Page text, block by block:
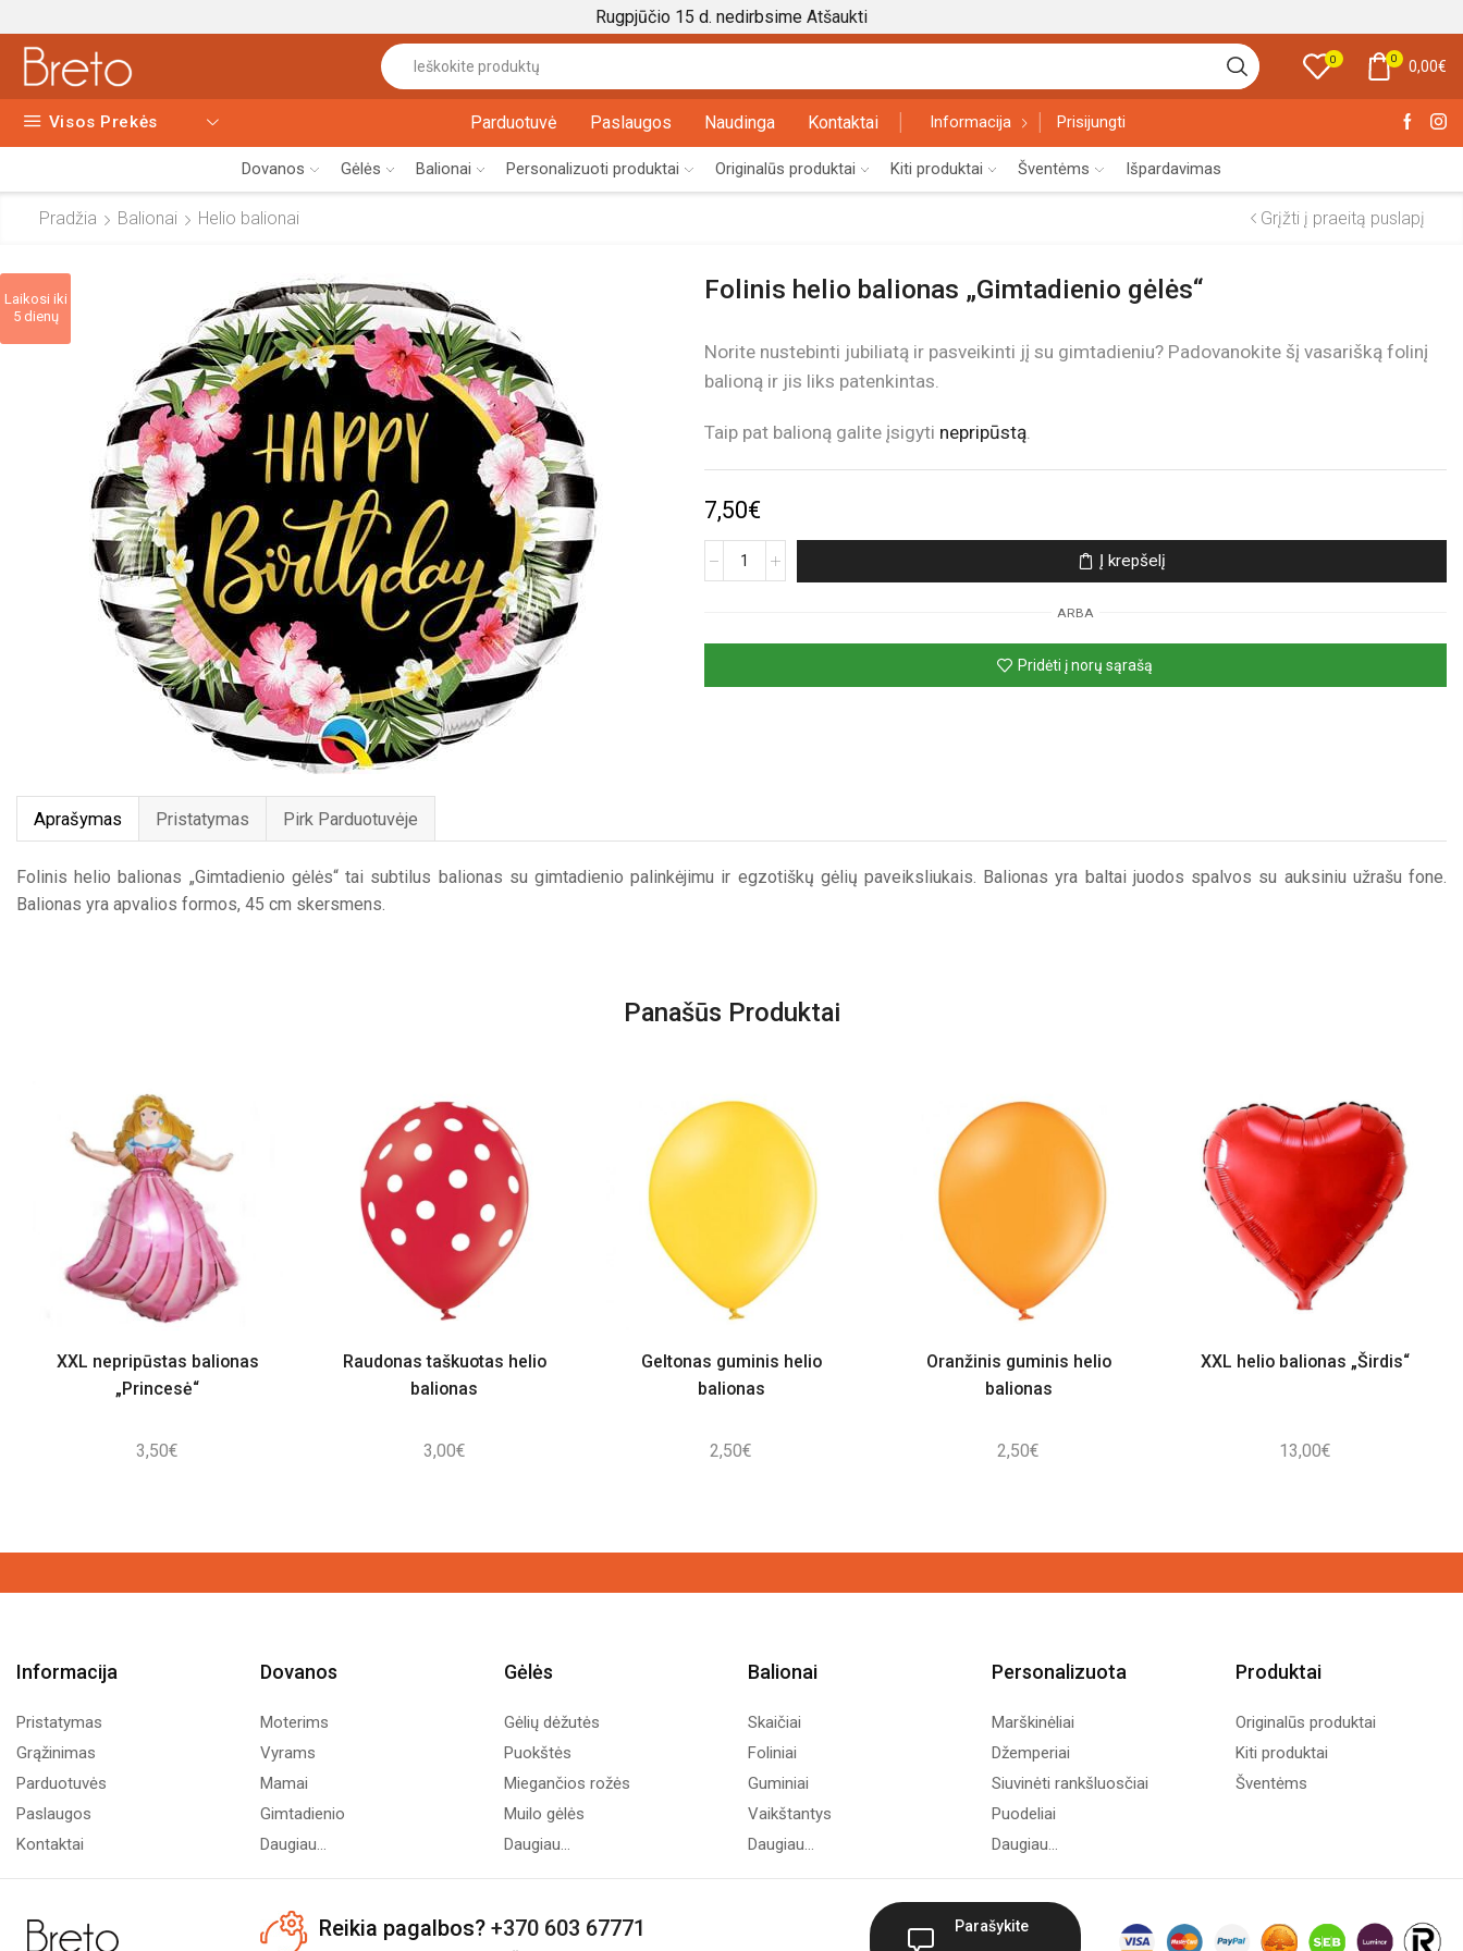
Rugpjūčio 15 d. nedirbsime Atšaukti
input
0 0 0,00€
Visos Prekės Parduotuvė Paslaugos Naudinga Kontaktai Informacija Prisijungti
Dovanos Gėlės Balionai Personalizuoti produktai Originalūs produktai Kiti produktai Šventėms Išpardavimas
Pradžia Balionai Helio balionai Grįžti į praeitą puslapį
Laikosi iki
5 dienų
Folinis helio balionas „Gimtadienio gėlės“
Norite nustebinti jubiliatą ir pasveikinti jį su gimtadieniu? Padovanokite šį vasarišką folinį
balioną ir jis liks patenkintas.
Taip pat balioną galite įsigyti nepripūstą.
7,50€
produkto
balionas
gėlės“
Į krepšelį
ARBA
Pridėti į norų sąrašą
Aprašymas Pristatymas Pirk Parduotuvėje
Folinis helio balionas „Gimtadienio gėlės“ tai subtilus balionas su gimtadienio palinkėjimu ir egzotiškų gėlių paveiksliukais. Balionas yra baltai juodos spalvos su auksiniu užrašu fone.
Balionas yra apvalios formos, 45 cm skersmens.
Panašūs Produktai
XXL nepripūstas balionas
„Princesė“
3,50€
Raudonas taškuotas helio
balionas
3,00€
Geltonas guminis helio
balionas
2,50€
Oranžinis guminis helio
balionas
2,50€
XXL helio balionas „Širdis“
13,00€
Informacija
Pristatymas
Grąžinimas
Parduotuvės
Paslaugos
Kontaktai
Dovanos
Moterims
Vyrams
Mamai
Gimtadienio
Daugiau...
Gėlės
Gėlių dėžutės
Puokštės
Miegančios rožės
Muilo gėlės
Daugiau...
Balionai
Skaičiai
Foliniai
Guminiai
Vaikštantys
Daugiau...
Personalizuota
Marškinėliai
Džemperiai
Siuvinėti rankšluosčiai
Puodeliai
Daugiau...
Produktai
Originalūs produktai
Kiti produktai
Šventėms
Reikia pagalbos? +370 603 67771
Parašykite